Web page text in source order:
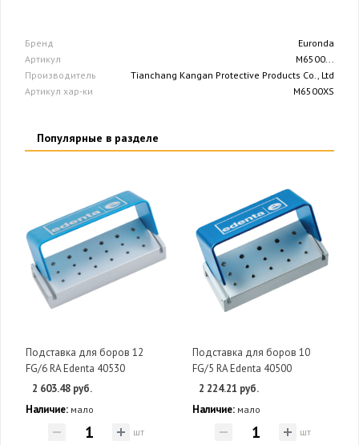
Бренд
Euronda
Артикул
M6500...
Производитель
Tianchang Kangan Protective Products Co., Ltd
Артикул хар-ки
M6500XS
Популярные в разделе
Подставка для боров 12
FG/6 RA Edenta 40530
2 603.48 руб.
Наличие: мало
шт
Подставка для боров 10
FG/5 RA Edenta 40500
2 224.21 руб.
Наличие: мало
шт